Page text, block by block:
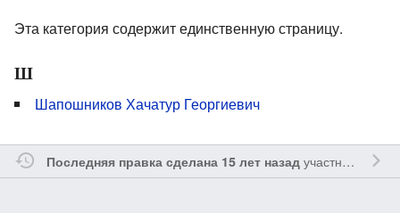
Эта категория содержит единственную страницу.
Ш
Шапошников Хачатур Георгиевич
Последняя правка сделана 15 лет назадучастником